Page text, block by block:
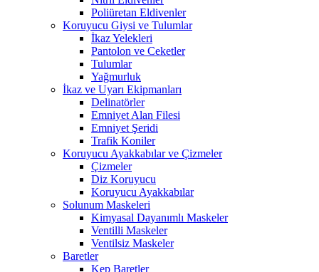
Poliüretan Eldivenler
Koruyucu Giysi ve Tulumlar
İkaz Yelekleri
Pantolon ve Ceketler
Tulumlar
Yağmurluk
İkaz ve Uyarı Ekipmanları
Delinatörler
Emniyet Alan Filesi
Emniyet Şeridi
Trafik Koniler
Koruyucu Ayakkabılar ve Çizmeler
Çizmeler
Diz Koruyucu
Koruyucu Ayakkabılar
Solunum Maskeleri
Kimyasal Dayanımlı Maskeler
Ventilli Maskeler
Ventilsiz Maskeler
Baretler
Kep Baretler